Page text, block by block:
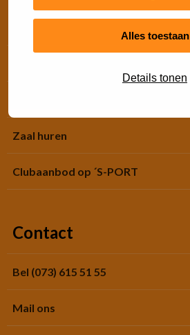
Alles toestaan
Details tonen
Snel regelen
Zaal huren
Clubaanbod op ´S-PORT
Contact
Bel (073) 615 51 55
Mail ons